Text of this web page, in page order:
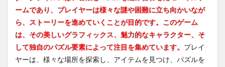
ームであり、プレイヤーは様々な謎や困難に立ち向かいなが
ら、ストーリーを進めていくことが目的です。このゲーム
は、その美しいグラフィックス、魅力的なキャラクター、そ
して独自のパズル要素によって注目を集めています。 プレイ
ヤーは、様々な場所を探索し、アイテムを見つけ、パズルを